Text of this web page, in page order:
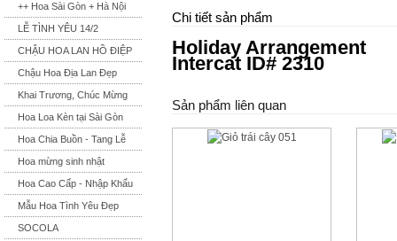
++ Hoa Sài Gòn + Hà Nội
LỄ TÌNH YÊU 14/2
CHẬU HOA LAN HỒ ĐIỆP
Chậu Hoa Địa Lan Đẹp
Khai Trương, Chúc Mừng
Hoa Loa Kèn tại Sài Gòn
Hoa Chia Buồn - Tang Lễ
Hoa mừng sinh nhật
Hoa Cao Cấp - Nhập Khẩu
Mẫu Hoa Tình Yêu Đẹp
SOCOLA
Chi tiết sản phẩm
Holiday Arrangement
Intercat ID# 2310
Sản phẩm liên quan